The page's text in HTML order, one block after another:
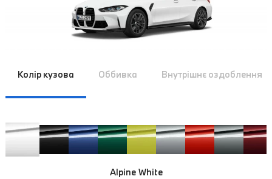
Колір кузова Оббивка Внутрішнє оздоблення
Alpine White
Alpine White
Alpine White
Alpine White